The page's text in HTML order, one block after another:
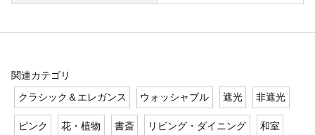
関連カテゴリ
クラシック＆エレガンス
ウォッシャブル 遮光 非遮光
ピンク 花・植物 書斎 リビング・ダイニング 和室